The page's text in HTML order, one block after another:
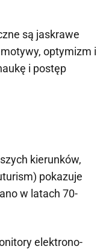
są jaskrawe
optymizm i
i postęp
kierunków,
pokazuje
w latach 70-
elektrono-